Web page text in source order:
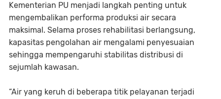
Kementerian PU menjadi langkah penting untuk
mengembalikan performa produksi air secara
maksimal. Selama proses rehabilitasi berlangsung,
kapasitas pengolahan air mengalami penyesuaian
sehingga mempengaruhi stabilitas distribusi di
sejumlah kawasan.
“Air yang keruh di beberapa titik pelayanan terjadi